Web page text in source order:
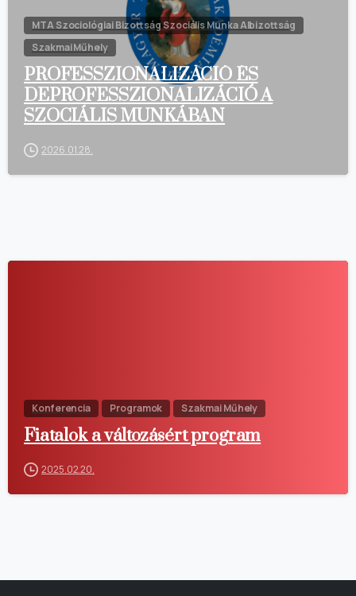
MTA Szociológiai Bizottság Szociális Munka Albizottság
Szakmai Műhely
PROFESSZIONALIZÁCIÓ ÉS
DEPROFESSZIONALIZÁCIÓ A
SZOCIÁLIS MUNKÁBAN
2026.01.28.
Konferencia Programok Szakmai Műhely
Fiatalok a változásért program
2025.02.20.